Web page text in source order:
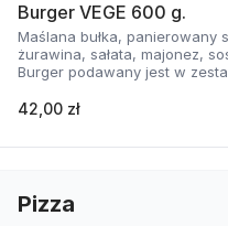
Burger VEGE 600 g.
Maślana bułka, panierowany
żurawina, sałata, majonez,
Burger podawany jest w
42,00 zł
Pizza